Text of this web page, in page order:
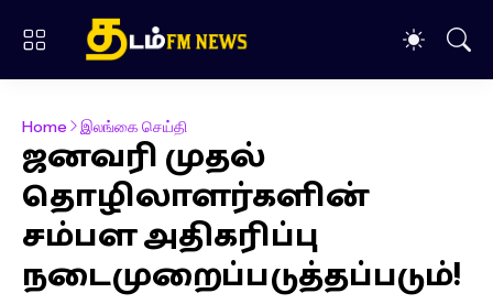
Home இலங்கை செய்தி
ஜனவரி முதல்
தொழிலாளர்களின்
சம்பள அதிகரிப்பு
நடைமுறைப்படுத்தப்படும்!